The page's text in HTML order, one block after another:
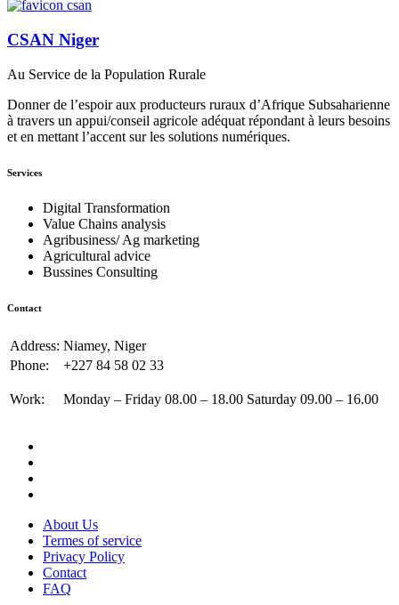
CSAN Niger
Au Service de la Population Rurale
Donner de l’espoir aux producteurs ruraux d’Afrique Subsaharienne
à travers un appui/conseil agricole adéquat répondant à leurs besoins
et en mettant l’accent sur les solutions numériques.
Services
Digital Transformation
Value Chains analysis
Agribusiness/ Ag marketing
Agricultural advice
Bussines Consulting
Contact
Address: Niamey, Niger
Phone:
+227 84 58 02 33
Work: Monday – Friday 08.00 – 18.00 Saturday 09.00 – 16.00
About Us
Termes of service
Privacy Policy
Contact
FAQ